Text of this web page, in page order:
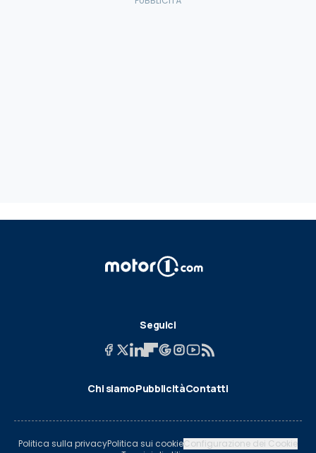
Seguici
Chi siamoPubblicitàContatti
Politica sulla privacyPolitica sui cookieConfigurazione dei Cookie